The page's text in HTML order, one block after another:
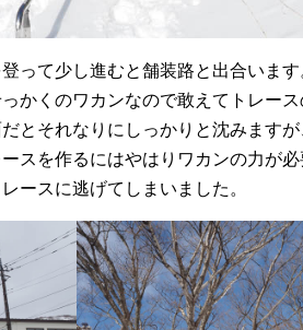
って少し進むと舗装路と出合いま
かくのワカンなので敢えてトレー
とそれなりにしっかりと沈みます
スを作るにはやはりワカンの力が
ースに逃げてしまいました。